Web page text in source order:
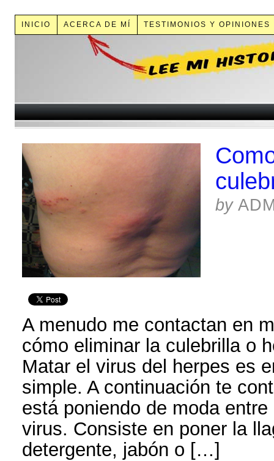
INICIO ACERCA DE MÍ TESTIMONIOS Y OPINIONES
by
A menudo me contactan en
cómo eliminar la culebrilla o
Matar el virus del herpes es
simple. A continuación te
está poniendo de moda
virus. Consiste en poner la
detergente, jabón o […]